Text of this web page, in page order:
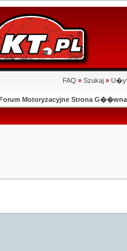
FAQ » Szukaj »
Motoryzacyjne Strona G��wna